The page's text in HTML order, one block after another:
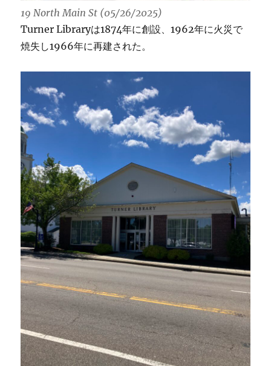
19 North Main St (05/26/2025)
Turner Libraryは1874年に創設、1962年に火災で
焼失し1966年に再建された。